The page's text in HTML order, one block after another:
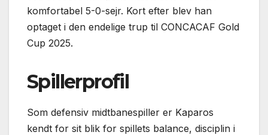
komfortabel 5-0-sejr. Kort efter blev han
optaget i den endelige trup til CONCACAF Gold
Cup 2025.
Spillerprofil
Som defensiv midtbanespiller er Kaparos
kendt for sit blik for spillets balance, disciplin i